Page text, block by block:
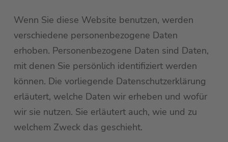
Wenn Sie diese Website benutzen, werden
verschiedene personenbezogene Daten
erhoben. Personenbezogene Daten sind Daten,
mit denen Sie persönlich identifiziert werden
können. Die vorliegende Datenschutzerklärung
erläutert, welche Daten wir erheben und wofür
wir sie nutzen. Sie erläutert auch, wie und zu
welchem Zweck das geschieht.